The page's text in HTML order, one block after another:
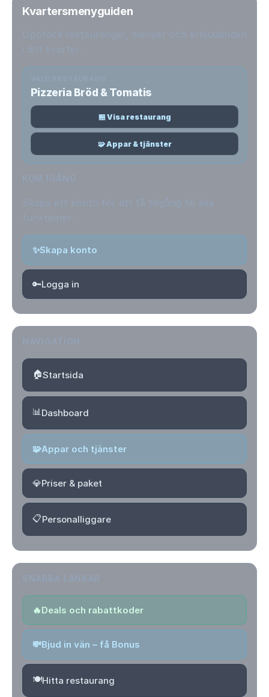
Kvartersmenyguiden
Pizzeria Bröd & Tomatis
🏪 Visa restaurang
🧩 Appar & tjänster
✨Skapa konto
🔑Logga in
🏠Startsida
📊Dashboard
🧩Appar och tjänster
💎Priser & paket
📋Personalliggare
🔥Deals och rabattkoder
💸Bjud in vän – få Bonus
🍽️Hitta restaurang